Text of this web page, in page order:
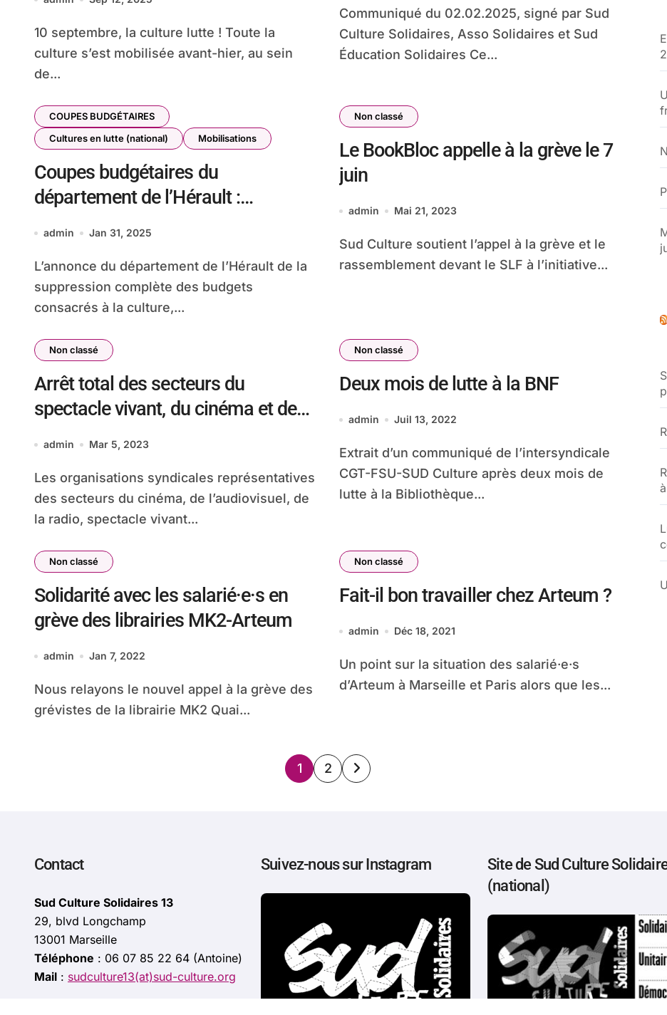
10 septembre, la culture lutte ! Toute la
culture s’est mobilisée avant-hier, au sein
de...
Communiqué du 02.02.2025, signé par Sud
Culture Solidaires, Asso Solidaires et Sud
Éducation Solidaires Ce...
COUPES BUDGÉTAIRES
Cultures en lutte (national)
Mobilisations
Coupes budgétaires du
département de l’Hérault :
indignation des acteurs du
admin Jan 31, 2025
L’annonce du département de l’Hérault de la
suppression complète des budgets
consacrés à la culture,...
Non classé
Le BookBloc appelle à la grève le 7
juin
admin Mai 21, 2023
Sud Culture soutient l’appel à la grève et le
rassemblement devant le SLF à l’initiative...
Non classé
Arrêt total des secteurs du
spectacle vivant, du cinéma et de
l’audiovisuel !
admin Mar 5, 2023
Les organisations syndicales représentatives
des secteurs du cinéma, de l’audiovisuel, de
la radio, spectacle vivant...
Non classé
Deux mois de lutte à la BNF
admin Juil 13, 2022
Extrait d’un communiqué de l’intersyndicale
CGT-FSU-SUD Culture après deux mois de
lutte à la Bibliothèque...
Non classé
Solidarité avec les salarié·e·s en
grève des librairies MK2-Arteum
admin Jan 7, 2022
Nous relayons le nouvel appel à la grève des
grévistes de la librairie MK2 Quai...
Non classé
Fait-il bon travailler chez Arteum ?
admin Déc 18, 2021
Un point sur la situation des salarié·e·s
d’Arteum à Marseille et Paris alors que les...
Pagination
1 2
Contact
Sud Culture Solidaires 13
29, blvd Longchamp
13001 Marseille
Téléphone : 06 07 85 22 64 (Antoine)
Mail : sudculture13(at)sud-culture.org
Suivez-nous sur Instagram
Site de Sud Culture
(national)